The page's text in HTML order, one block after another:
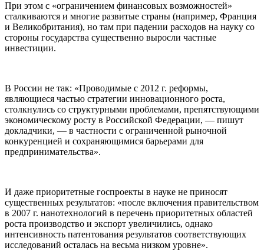
При этом с «ограничением финансовых возможностей»
сталкиваются и многие развитые страны (например, Франция
и Великобритания), но там при падении расходов на науку со
стороны государства существенно выросли частные
инвестиции.
В России не так: «Проводимые с 2012 г. реформы,
являющиеся частью стратегии инновационного роста,
столкнулись со структурными проблемами, препятствующими
экономическому росту в Российской Федерации, — пишут
докладчики, — в частности с ограниченной рыночной
конкуренцией и сохраняющимися барьерами для
предпринимательства».
И даже приоритетные госпроекты в науке не приносят
существенных результатов: «после включения правительством
в 2007 г. нанотехнологий в перечень приоритетных областей
роста производство и экспорт увеличились, однако
интенсивность патентования результатов соответствующих
исследований осталась на весьма низком уровне».